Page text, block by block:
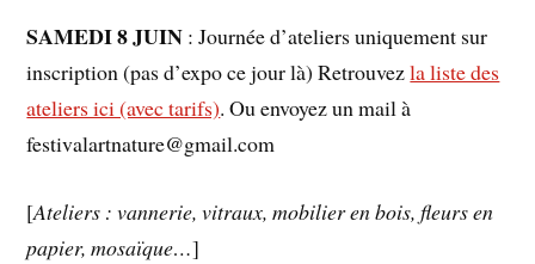
SAMEDI 8 JUIN : Journée d’ateliers uniquement sur
inscription (pas d’expo ce jour là) Retrouvezla liste des
ateliers ici (avec tarifs). Ou envoyez un mail à
festivalartnature@gmail.com
[Ateliers : vannerie, vitraux, mobilier en bois, fleurs en
papier, mosaïque…]